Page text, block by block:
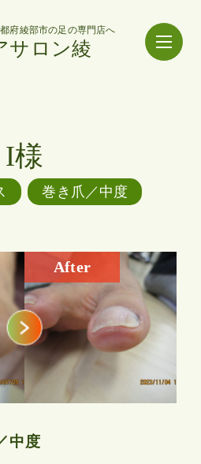
府綾部市の足の専門店へ
サロン綾
I様
巻き爪／中度
After
中度